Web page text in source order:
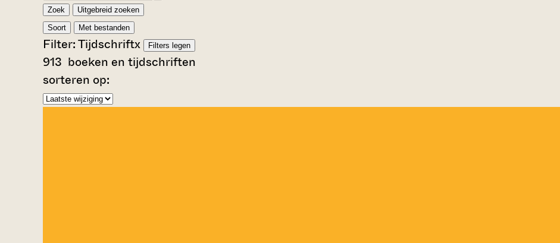
Zoek
Uitgebreid zoeken
Soort
Met bestanden
Filter:Tijdschriftx Filters legen
913 boeken en tijdschriften
sorteren op: